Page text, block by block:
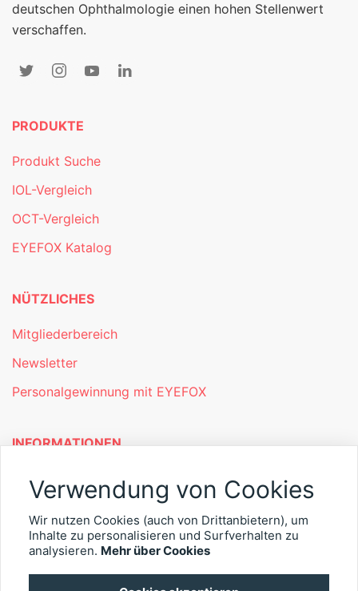
deutschen Ophthalmologie einen hohen Stellenwert
verschaffen.
PRODUKTE
Produkt Suche
IOL-Vergleich
OCT-Vergleich
EYEFOX Katalog
NÜTZLICHES
Mitgliederbereich
Newsletter
Personalgewinnung mit EYEFOX
INFORMATIONEN
Was ist EYEFOX – Ihre Möglichkeiten
Kontakt
Verwendung von Cookies
Wir nutzen Cookies (auch von Drittanbietern), um
Inhalte zu personalisieren und Surfverhalten zu
analysieren. Mehr über Cookies